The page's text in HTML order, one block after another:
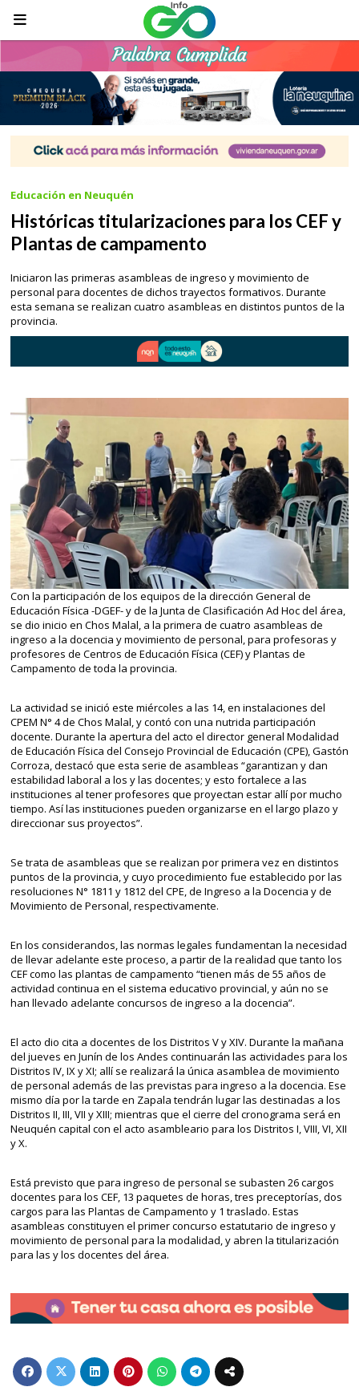
Históricas titularizaciones para los CEF y
Plantas de campamento
Iniciaron las primeras asambleas de ingreso y movimiento de
personal para docentes de dichos trayectos formativos. Durante
esta semana se realizan cuatro asambleas en distintos puntos de la
provincia.
Educación en Neuquén
Con la participación de los equipos de la dirección General de
Educación Física -DGEF- y de la Junta de Clasificación Ad Hoc del área,
se dio inicio en Chos Malal, a la primera de cuatro asambleas de
ingreso a la docencia y movimiento de personal, para profesoras y
profesores de Centros de Educación Física (CEF) y Plantas de
Campamento de toda la provincia.
La actividad se inició este miércoles a las 14, en instalaciones del
CPEM N° 4 de Chos Malal, y contó con una nutrida participación
docente. Durante la apertura del acto el director general Modalidad
de Educación Física del Consejo Provincial de Educación (CPE), Gastón
Corroza, destacó que esta serie de asambleas “garantizan y dan
estabilidad laboral a los y las docentes; y esto fortalece a las
instituciones al tener profesores que proyectan estar allí por mucho
tiempo. Así las instituciones pueden organizarse en el largo plazo y
direccionar sus proyectos”.
Se trata de asambleas que se realizan por primera vez en distintos
puntos de la provincia, y cuyo procedimiento fue establecido por las
resoluciones N° 1811 y 1812 del CPE, de Ingreso a la Docencia y de
Movimiento de Personal, respectivamente.
En los considerandos, las normas legales fundamentan la necesidad
de llevar adelante este proceso, a partir de la realidad que tanto los
CEF como las plantas de campamento “tienen más de 55 años de
actividad continua en el sistema educativo provincial, y aún no se
han llevado adelante concursos de ingreso a la docencia”.
El acto dio cita a docentes de los Distritos V y XIV. Durante la mañana
del jueves en Junín de los Andes continuarán las actividades para los
Distritos IV, IX y XI; allí se realizará la única asamblea de movimiento
de personal además de las previstas para ingreso a la docencia. Ese
mismo día por la tarde en Zapala tendrán lugar las destinadas a los
Distritos II, III, VII y XIII; mientras que el cierre del cronograma será en
Neuquén capital con el acto asambleario para los Distritos I, VIII, VI, XII
y X.
Está previsto que para ingreso de personal se subasten 26 cargos
docentes para los CEF, 13 paquetes de horas, tres preceptorías, dos
cargos para las Plantas de Campamento y 1 traslado. Estas
asambleas constituyen el primer concurso estatutario de ingreso y
movimiento de personal para la modalidad, y abren la titularización
para las y los docentes del área.